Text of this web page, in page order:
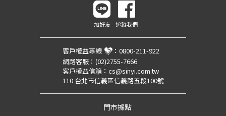
加好友 追蹤我們
客戶權益專線 ： 0800-211-922
網路客服： (02)2755-7666
客戶權益信箱： cs@sinyi.com.tw
110 台北市信義區信義路五段100號
門市據點